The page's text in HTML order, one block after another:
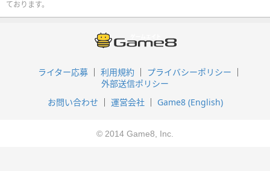
ております。
ライター応募 利用規約
プライバシーポリシー
外部送信ポリシー
お問い合わせ
運営会社 Game8 (English)
© 2014 Game8, Inc.